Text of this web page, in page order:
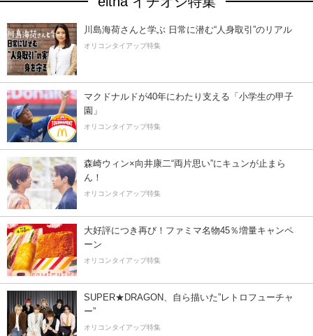
川島海荷さんと学ぶ 日常に潜む“人身取引”のリアル
オリコンタイアップ特集
マクドナルドが40年にわたり支える「小学生の甲子
園」
オリコンタイアップ特集
森崎ウィン×向井康二“両片思い”にキュンが止まら
ん！
オリコンタイアップ特集
大好評につき再び！ファミマ名物45％増量キャンペ
ーン
オリコンタイアップ特集
SUPER★DRAGON、自ら描いた”レトロフューチャ
ー”
オリコンタイアップ特集